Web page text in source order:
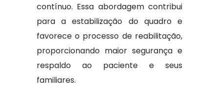
contínuo. Essa abordagem contribui
para a estabilização do quadro e
favorece o processo de reabilitação,
proporcionando maior segurança e
respaldo ao paciente e seus
familiares.